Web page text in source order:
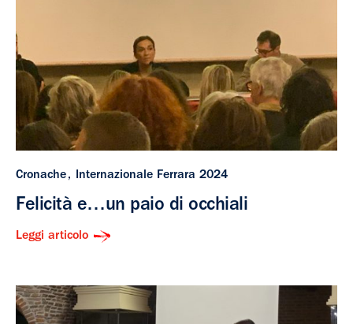
Cronache Internazionale Ferrara 2024
Felicità e…un paio di occhiali
Leggi articolo